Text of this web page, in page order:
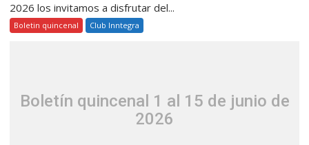
2026 los invitamos a disfrutar del...
Boletin quincenal Club Inntegra
Boletín quincenal 1 al 15 de junio de
2026